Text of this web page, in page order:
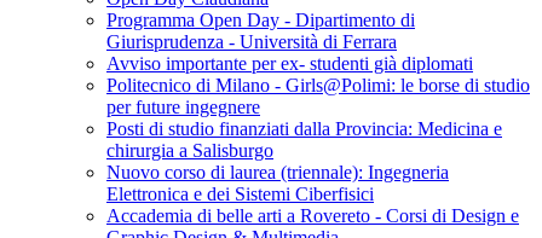
Programma Open Day - Dipartimento di
Giurisprudenza - Università di Ferrara
Avviso importante per ex- studenti già diplomati
Politecnico di Milano - Girls@Polimi: le borse di studio
per future ingegnere
Posti di studio finanziati dalla Provincia: Medicina e
chirurgia a Salisburgo
Nuovo corso di laurea (triennale): Ingegneria
Elettronica e dei Sistemi Ciberfisici
Accademia di belle arti a Rovereto - Corsi di Design e